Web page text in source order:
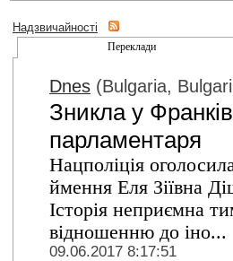
Надзвичайності
Переклади
Dnes (Bulgaria,
Зникла у
парламентаря
Нацполіція
ймення Еля Зіївна
Історія неприємна
відношенню до іно...
09.06.2017 8:17:51